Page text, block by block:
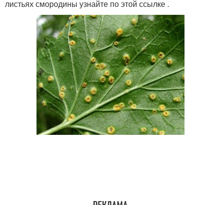
листьях смородины узнайте по этой ссылке .